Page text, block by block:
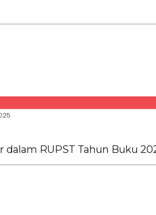
RUPST Tahun Buku